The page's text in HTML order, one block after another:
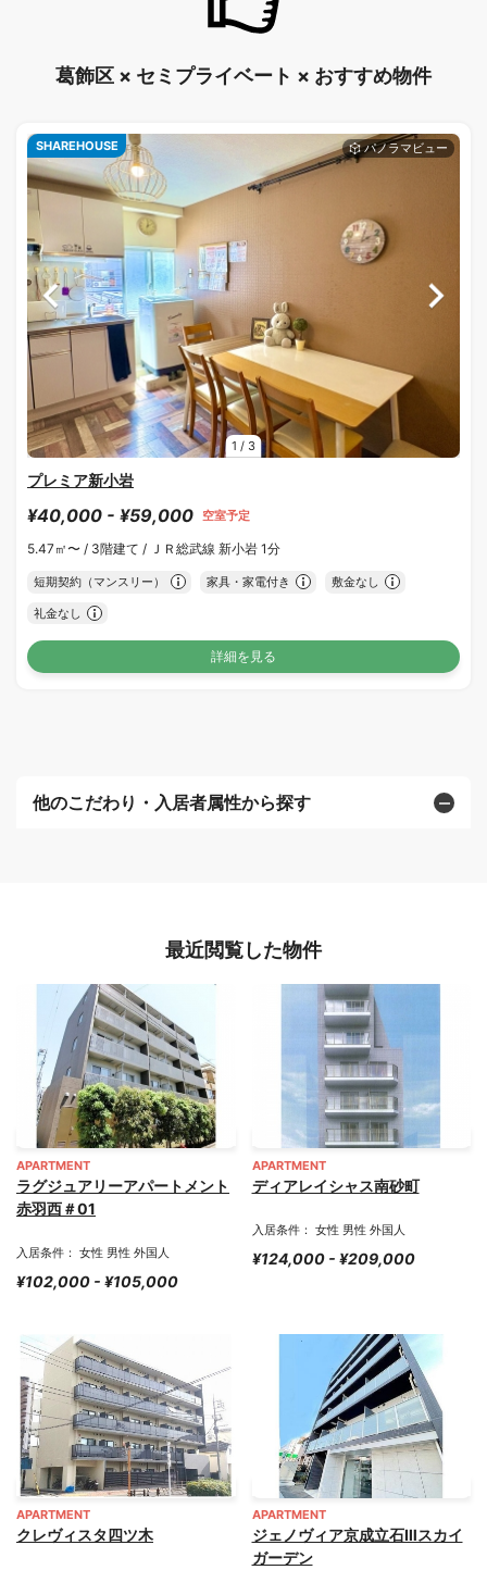
葛飾区 × セミプライベート × おすすめ物件
1 / 3
SHAREHOUSE
プレミア新小岩
¥40,000 - ¥59,000 空室予定
5.47㎡〜 / 3階建て / ＪＲ総武線 新小岩 1分
短期契約（マンスリー） 家具・家電付き 敷金なし
礼金なし
詳細を見る
他のこだわり・入居者属性から探す
最近閲覧した物件
APARTMENT
ラグジュアリーアパートメント
赤羽西＃01
入居条件： 女性 男性 外国人
¥102,000 - ¥105,000
APARTMENT
ディアレイシャス南砂町
入居条件： 女性 男性 外国人
¥124,000 - ¥209,000
APARTMENT
クレヴィスタ四ツ木
APARTMENT
ジェノヴィア京成立石Ⅲスカイ
ガーデン